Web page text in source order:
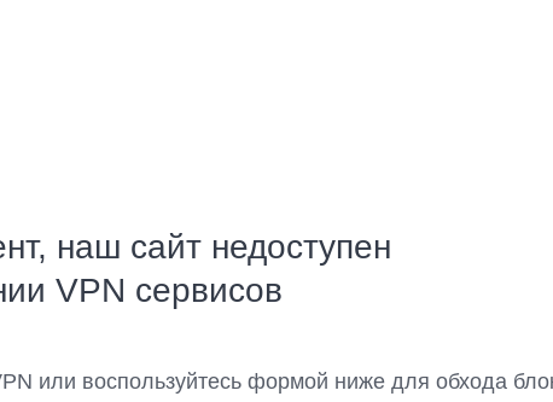
наш сайт недоступен
VPN сервисов
или воспользуйтесь формой ниже для обхода